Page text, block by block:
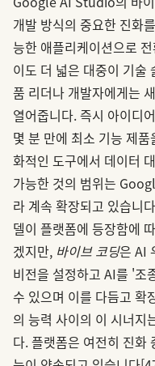
개발 방식의 중요한 진화
능한 애플리케이션으로
이도 더 넓은 대중이 기술
품 리더나 개발자에게는
열어줍니다. 즉시 아이디
몇 분 만에 최소 기능 제
화적인 도구에서 데이터
가능한 것의 범위는
라 계속 확장되고 있습니
델이 플랫폼에 등장함에
겠지만, 바이브 코딩은 AI
비전을 설정하고 AI를 '조
수 있으며 이를 다듬고 확
의 능력 사이의 이 시너
다. 플랫폼은 여전히 진화